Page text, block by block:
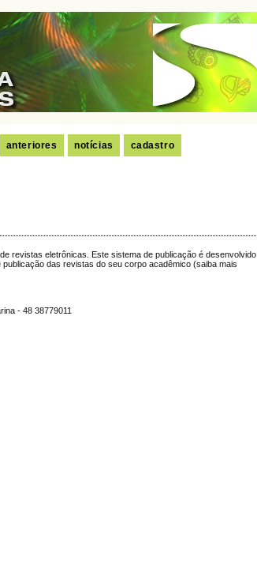
anteriores notícias cadastro
revistas eletrônicas. Este sistema de publicação é desenvolvido
das revistas do seu corpo acadêmico (saiba mais
- 48 38779011